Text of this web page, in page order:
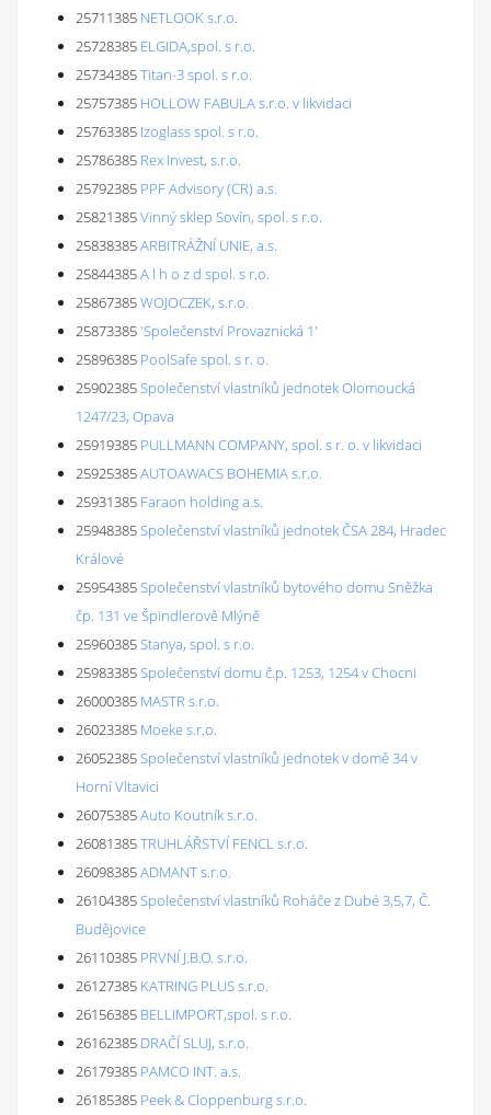
25711385 NETLOOK s.r.o.
25728385 ELGIDA,spol. s r.o.
25734385Titan-3 spol. s r.o.
25757385 HOLLOW FABULA s.r.o. v likvidaci
25763385 Izoglass spol. s r.o.
25786385 Rex Invest, s.r.o.
25792385 PPF Advisory (CR) a.s.
25821385Vinný sklep Sovín, spol. s r.o.
25838385ARBITRÁŽNÍ UNIE, a.s.
25844385A l h o z d spol. s r.o.
25867385WOJOCZEK, s.r.o.
25873385'Společenství Provaznická 1'
25896385 PoolSafe spol. s r. o.
25902385Společenství vlastníků jednotek Olomoucká
1247/23, Opava
25919385 PULLMANN COMPANY, spol. s r. o. v likvidaci
25925385AUTOAWACS BOHEMIA s.r.o.
25931385 Faraon holding a.s.
25948385Společenství vlastníků jednotek ČSA 284, Hradec
Králové
25954385Společenství vlastníků bytového domu Sněžka
čp. 131 ve Špindlerově Mlýně
25960385Stanya, spol. s r.o.
25983385Společenství domu č.p. 1253, 1254 v Chocni
26000385 MASTR s.r.o.
26023385 Moeke s.r.o.
26052385Společenství vlastníků jednotek v domě 34 v
Horní Vltavici
26075385Auto Koutník s.r.o.
26081385TRUHLÁŘSTVÍ FENCL s.r.o.
26098385ADMANT s.r.o.
26104385Společenství vlastníků Roháče z Dubé 3,5,7, Č.
Budějovice
26110385 PRVNÍ J.B.O. s.r.o.
26127385 KATRING PLUS s.r.o.
26156385 BELLIMPORT,spol. s r.o.
26162385 DRAČÍ SLUJ, s.r.o.
26179385 PAMCO INT. a.s.
26185385 Peek & Cloppenburg s.r.o.